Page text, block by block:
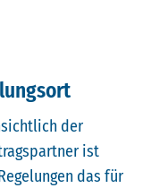
der
ist
das für